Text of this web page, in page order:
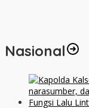
Nasional